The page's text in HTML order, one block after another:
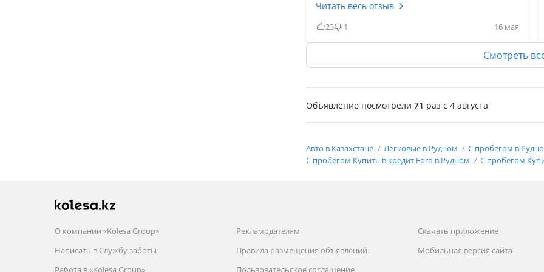
алындар букил Казахстан айналып шыктым еш
сынбады. Коробка автоматы оте нашар бир
созбен айтканда сол себептен механика алуга
кенес берем. Кезинде запчасти болмаган
форд колигинин печкасы оте жаксы 5 деген
баганын 5 коюга лайыкты машина. Алсандар
таза отзыв.
Читать весь отзыв
23 1 16 мая
Смотреть
Объявление посмотрели 71 раз c 4 августа
Авто в Казахстане Легковые в Рудном С пробегом в
С пробегом Купить в кредит Ford в Рудном
С пробегом
О компании «Kolesa Group»
Написать в Службу заботы
Работа в «Kolesa Group»
Рекламодателям
Правила размещения объявлений
Пользовательское соглашение
Скачать приложение
Мобильная версия сайта